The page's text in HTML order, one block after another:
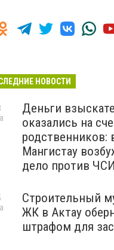
НОВОСТИ
Деньги
оказались на
родственников:
Мангистау
дело против ЧСИ
Строительный
ЖК в Актау
штрафом для